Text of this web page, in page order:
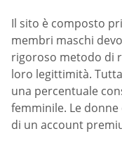
Il sito è composto
membri maschi
rigoroso metodo di
loro legittimità.
una percentuale
femminile. Le
di un account